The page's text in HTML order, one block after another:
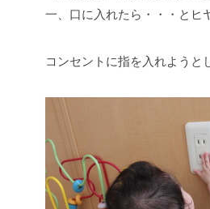
一、口に入れたら・・・とヒ
コンセントに指を入れようと